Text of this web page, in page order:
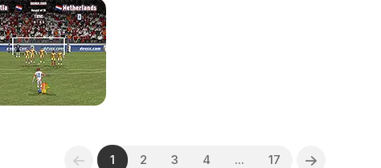
1 2 3 4 ... 17